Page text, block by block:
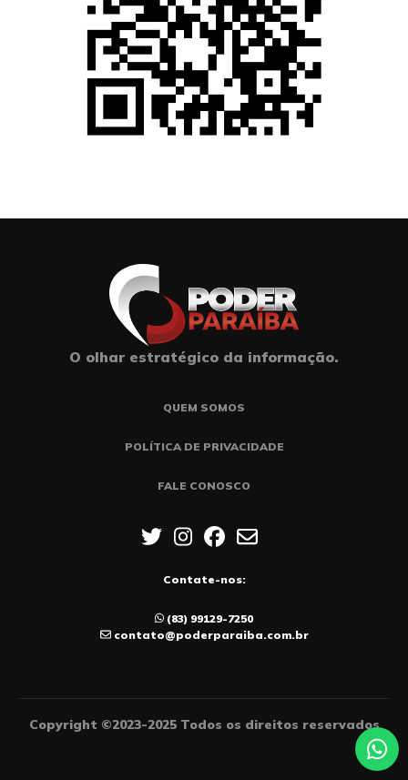
O olhar estratégico da informação.
QUEM SOMOS
POLÍTICA DE PRIVACIDADE
FALE CONOSCO
Contate-nos:
(83) 99129-7250
contato@poderparaiba.com.br
Copyright ©2023-2025 Todos os direitos reservados